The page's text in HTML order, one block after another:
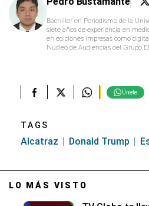
Bachiller en Periodismo de la
siete años de experiencia en
en ediciones impresas como
Núcleo de Audiencias del Grupo
Únete
TAGS
Alcatraz Donald Trump
LO MÁS VISTO